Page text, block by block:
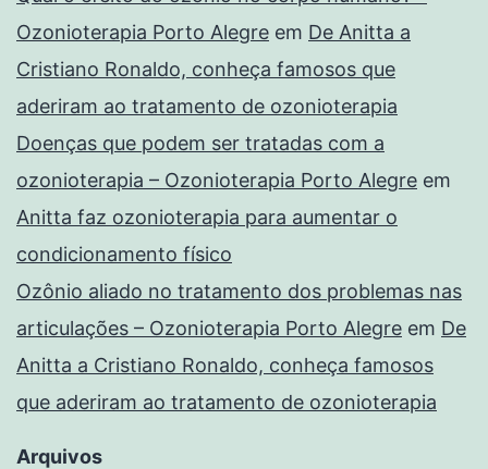
Ozonioterapia Porto Alegre em De Anitta a
Cristiano Ronaldo, conheça famosos que
aderiram ao tratamento de ozonioterapia
Doenças que podem ser tratadas com a
ozonioterapia – Ozonioterapia Porto Alegre em
Anitta faz ozonioterapia para aumentar o
condicionamento físico
Ozônio aliado no tratamento dos problemas nas
articulações – Ozonioterapia Porto Alegre em De
Anitta a Cristiano Ronaldo, conheça famosos
que aderiram ao tratamento de ozonioterapia
Arquivos